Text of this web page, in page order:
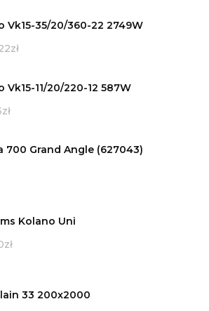
Vk15-35/20/360-22 2749W
zł
Vk15-11/20/220-12 587W
zł
700 Grand Angle (627043)
Kolano Uni
zł
33 200x2000